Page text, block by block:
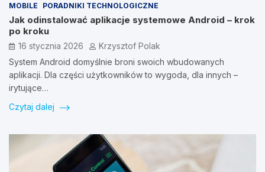
MOBILE
PORADNIKI TECHNOLOGICZNE
Jak odinstalować aplikacje systemowe Android – krok
po kroku
16 stycznia 2026
Krzysztof Polak
System Android domyślnie broni swoich wbudowanych
aplikacji. Dla części użytkowników to wygoda, dla innych –
irytujące…
Czytaj dalej